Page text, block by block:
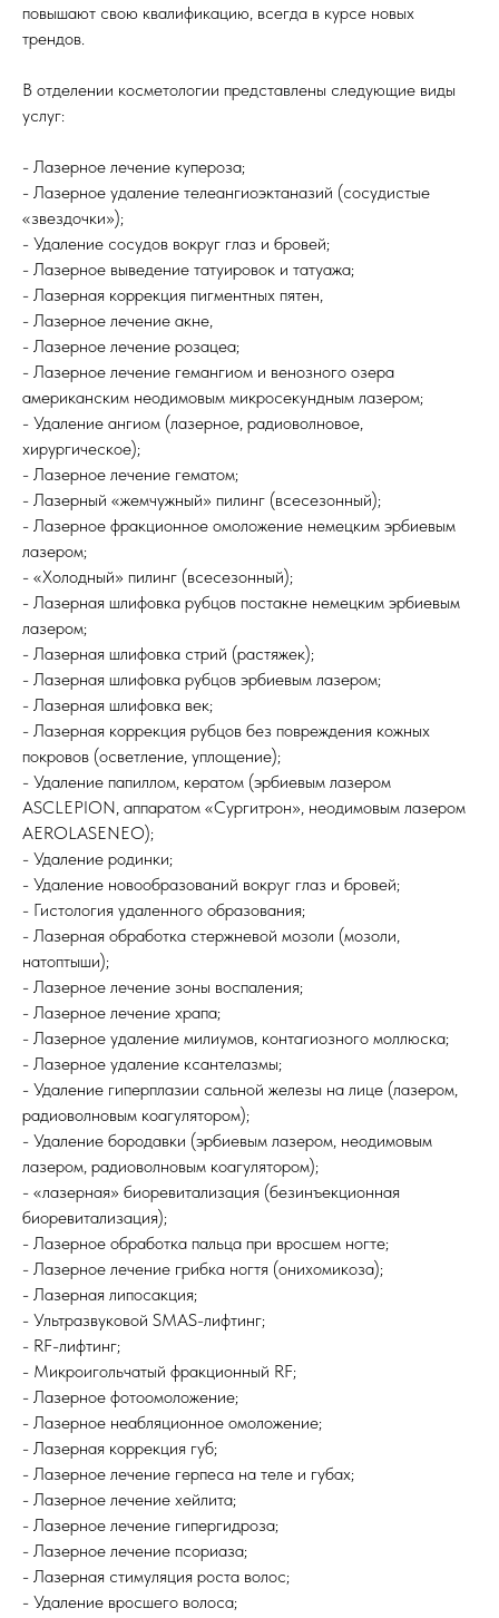
повышают свою квалификацию, всегда в курсе новых
трендов.
В отделении косметологии представлены следующие виды
услуг:
- Лазерное лечение купероза;
- Лазерное удаление телеангиоэктаназий (сосудистые
«звездочки»);
- Удаление сосудов вокруг глаз и бровей;
- Лазерное выведение татуировок и татуажа;
- Лазерная коррекция пигментных пятен,
- Лазерное лечение акне,
- Лазерное лечение розацеа;
- Лазерное лечение гемангиом и венозного озера
американским неодимовым микросекундным лазером;
- Удаление ангиом (лазерное, радиоволновое,
хирургическое);
- Лазерное лечение гематом;
- Лазерный «жемчужный» пилинг (всесезонный);
- Лазерное фракционное омоложение немецким эрбиевым
лазером;
- «Холодный» пилинг (всесезонный);
- Лазерная шлифовка рубцов постакне немецким эрбиевым
лазером;
- Лазерная шлифовка стрий (растяжек);
- Лазерная шлифовка рубцов эрбиевым лазером;
- Лазерная шлифовка век;
- Лазерная коррекция рубцов без повреждения кожных
покровов (осветление, уплощение);
- Удаление папиллом, кератом (эрбиевым лазером
ASCLEPION, аппаратом «Сургитрон», неодимовым лазером
AEROLASENEO);
- Удаление родинки;
- Удаление новообразований вокруг глаз и бровей;
- Гистология удаленного образования;
- Лазерная обработка стержневой мозоли (мозоли,
натоптыши);
- Лазерное лечение зоны воспаления;
- Лазерное лечение храпа;
- Лазерное удаление милиумов, контагиозного моллюска;
- Лазерное удаление ксантелазмы;
- Удаление гиперплазии сальной железы на лице (лазером,
радиоволновым коагулятором);
- Удаление бородавки (эрбиевым лазером, неодимовым
лазером, радиоволновым коагулятором);
- «лазерная» биоревитализация (безинъекционная
биоревитализация);
- Лазерное обработка пальца при вросшем ногте;
- Лазерное лечение грибка ногтя (онихомикоза);
- Лазерная липосакция;
- Ультразвуковой SMAS-лифтинг;
- RF-лифтинг;
- Микроигольчатый фракционный RF;
- Лазерное фотоомоложение;
- Лазерное неабляционное омоложение;
- Лазерная коррекция губ;
- Лазерное лечение герпеса на теле и губах;
- Лазерное лечение хейлита;
- Лазерное лечение гипергидроза;
- Лазерное лечение псориаза;
- Лазерная стимуляция роста волос;
- Удаление вросшего волоса;